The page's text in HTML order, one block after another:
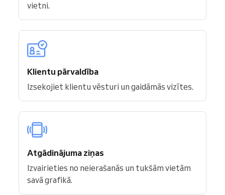
vietni.
Klientu pārvaldība
Izsekojiet klientu vēsturi un gaidāmās vizītes.
Atgādinājuma ziņas
Izvairieties no neierašanās un tukšām vietām
savā grafikā.